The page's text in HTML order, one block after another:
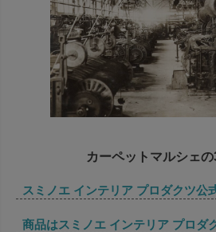
カーペットマルシェ
スミノエ インテリア プロダクツ公
商品はスミノエ インテリア プロダ